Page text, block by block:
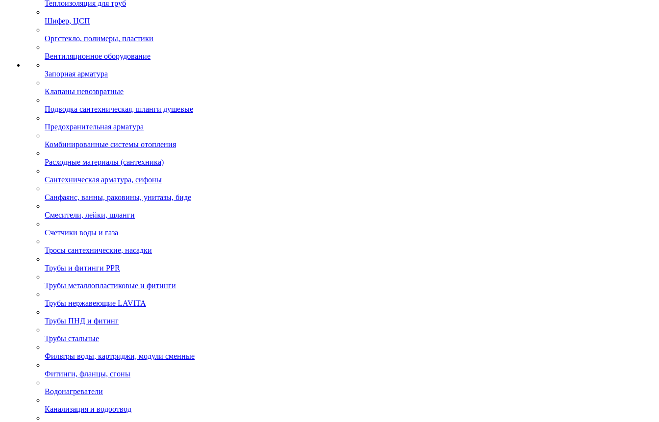
Теплоизоляция для труб
Шифер, ЦСП
Оргстекло, полимеры, пластики
Вентиляционное оборудование
Запорная арматура
Клапаны невозвратные
Подводка сантехническая, шланги душевые
Предохранительная арматура
Комбинированные системы отопления
Расходные материалы (сантехника)
Сантехническая арматура, сифоны
Санфаянс, ванны, раковины, унитазы, биде
Смесители, лейки, шланги
Счетчики воды и газа
Тросы сантехнические, насадки
Трубы и фитинги PPR
Трубы металлопластиковые и фитинги
Трубы нержавеющие LAVITA
Трубы ПНД и фитинг
Трубы стальные
Фильтры воды, картриджи, модули сменные
Фитинги, фланцы, сгоны
Водонагреватели
Канализация и водоотвод